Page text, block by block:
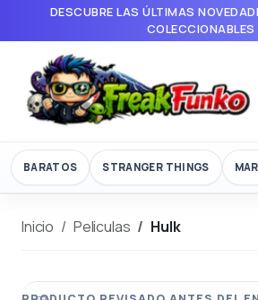
DESCUBRE LAS ÚLTIMAS
COLECCIONABLES
BARATOS STRANGER THINGS
Inicio Peliculas Hulk